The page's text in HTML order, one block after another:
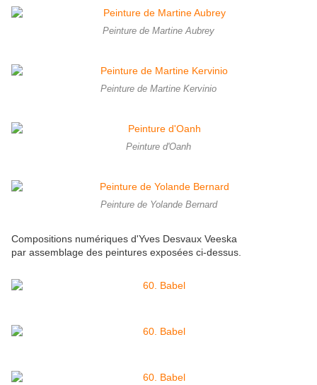
Peinture de Martine Aubrey
Peinture de Martine Kervinio
Peinture d'Oanh
Peinture de Yolande Bernard
Compositions numériques d'Yves Desvaux Veeska
par assemblage des peintures exposées ci-dessus.